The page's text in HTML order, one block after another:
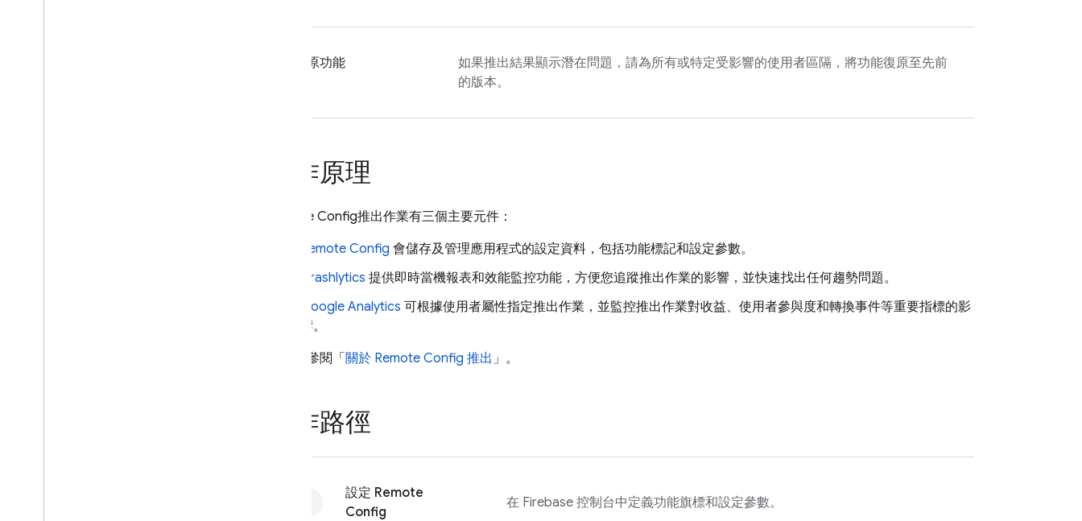
復原功能
如果推出結果顯示潛在問題，請為所有或特定受影響的使用者區隔，將功能復原至先前
的版本。
運作原理
Remote Config推出作業有三個主要元件：
Remote Config 會儲存及管理應用程式的設定資料，包括功能標記和設定參數。
Crashlytics 提供即時當機報表和效能監控功能，方便您追蹤推出作業的影響，並快速找出任何趨勢問題。
Google Analytics 可根據使用者屬性指定推出作業，並監控推出作業對收益、使用者參與度和轉換事件等重要指標的影
響。
詳情請參閱「 關於 Remote Config 推出 」。
實作路徑
設定 Remote
Config
在 Firebase 控制台中定義功能旗標和設定參數。